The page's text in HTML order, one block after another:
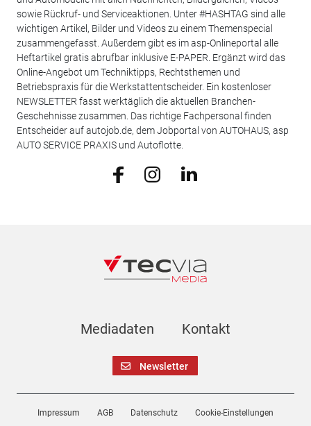
sowie Rückruf- und Serviceaktionen. Unter #HASHTAG sind alle
wichtigen Artikel, Bilder und Videos zu einem Themenspecial
zusammengefasst. Außerdem gibt es im asp-Onlineportal alle
Heftartikel gratis abrufbar inklusive E-PAPER. Ergänzt wird das
Online-Angebot um Techniktipps, Rechtsthemen und
Betriebspraxis für die Werkstattentscheider. Ein kostenloser
NEWSLETTER fasst werktäglich die aktuellen Branchen-
Geschehnisse zusammen. Das richtige Fachpersonal finden
Entscheider auf autojob.de, dem Jobportal von AUTOHAUS, asp
AUTO SERVICE PRAXIS und Autoflotte.
Mediadaten Kontakt
Newsletter
Impressum AGB Datenschutz Cookie-Einstellungen